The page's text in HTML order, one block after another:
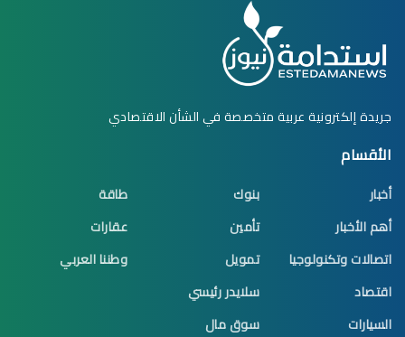
جريدة إلكترونية عربية متخصصة في الشأن الاقتصادي
الأقسام
أخبار
أهم الأخبار
اتصالات وتكنولوجيا
اقتصاد
السيارات
بنوك
تأمين
تمويل
سلايدر رئيسي
سوق مال
طاقة
عقارات
وطننا العربي